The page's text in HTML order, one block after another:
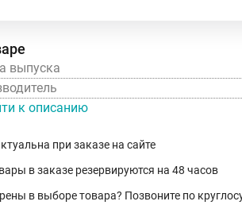
выпуска
к описанию
при заказе на сайте
в заказе резервируются на 48 часов
в выборе товара? Позвоните по